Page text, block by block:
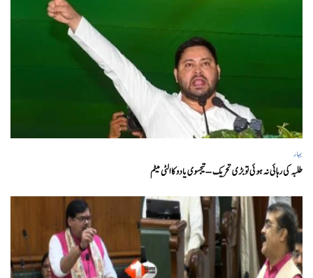
بہار
طلبہ کی رہائی نہ ہوئی تو بڑی تحریک – تیجسوی یادو کا الٹی میٹم